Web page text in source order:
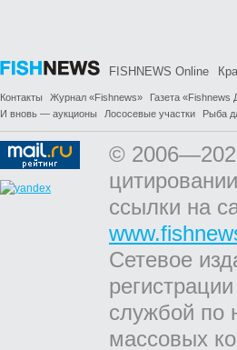
FISHNEWS Online
Контакты Журнал «Fishnews» Газета «Fishnews
И вновь — аукционы
Лососевые участки Рыба
©
ссылки на
Сетевое
службой по
массовых